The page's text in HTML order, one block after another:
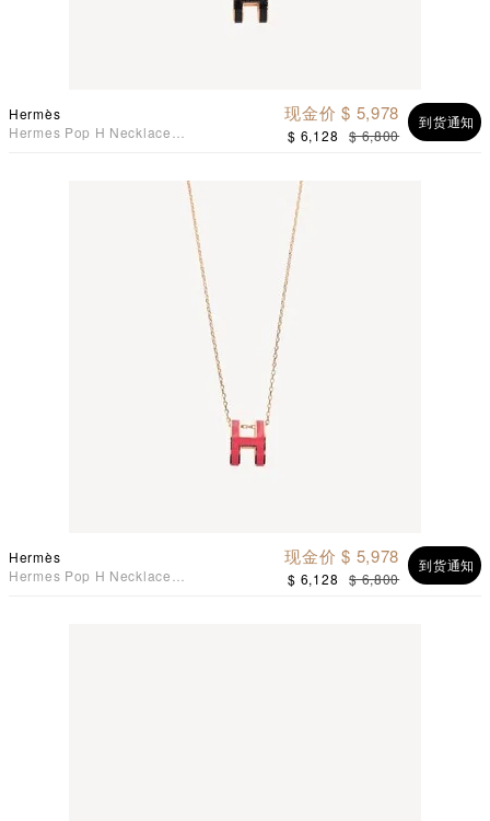
Hermès
Hermes Pop H Necklace
到货通知
现金价 $ 5,978
$ 6,128 $ 6,800
Hermès
Hermes Pop H Necklace
到货通知
现金价 $ 5,978
$ 6,128 $ 6,800